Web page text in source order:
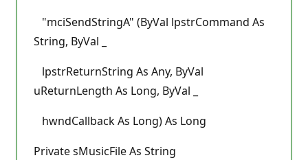
"mciSendStringA" (ByVal lpstrCommand As
String, ByVal _
lpstrReturnString As Any, ByVal
uReturnLength As Long, ByVal _
hwndCallback As Long) As Long
Private sMusicFile As String